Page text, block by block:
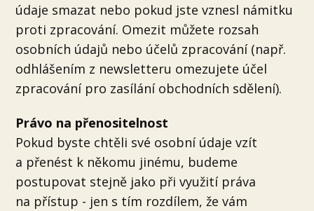
údaje smazat nebo pokud jste vznesl námitku
proti zpracování. Omezit můžete rozsah
osobních údajů nebo účelů zpracování (např.
odhlášením z newsletteru omezujete účel
zpracování pro zasílání obchodních sdělení).
Právo na přenositelnost
Pokud byste chtěli své osobní údaje vzít
a přenést k někomu jinému, budeme
postupovat stejně jako při využití práva
na přístup - jen s tím rozdílem, že vám